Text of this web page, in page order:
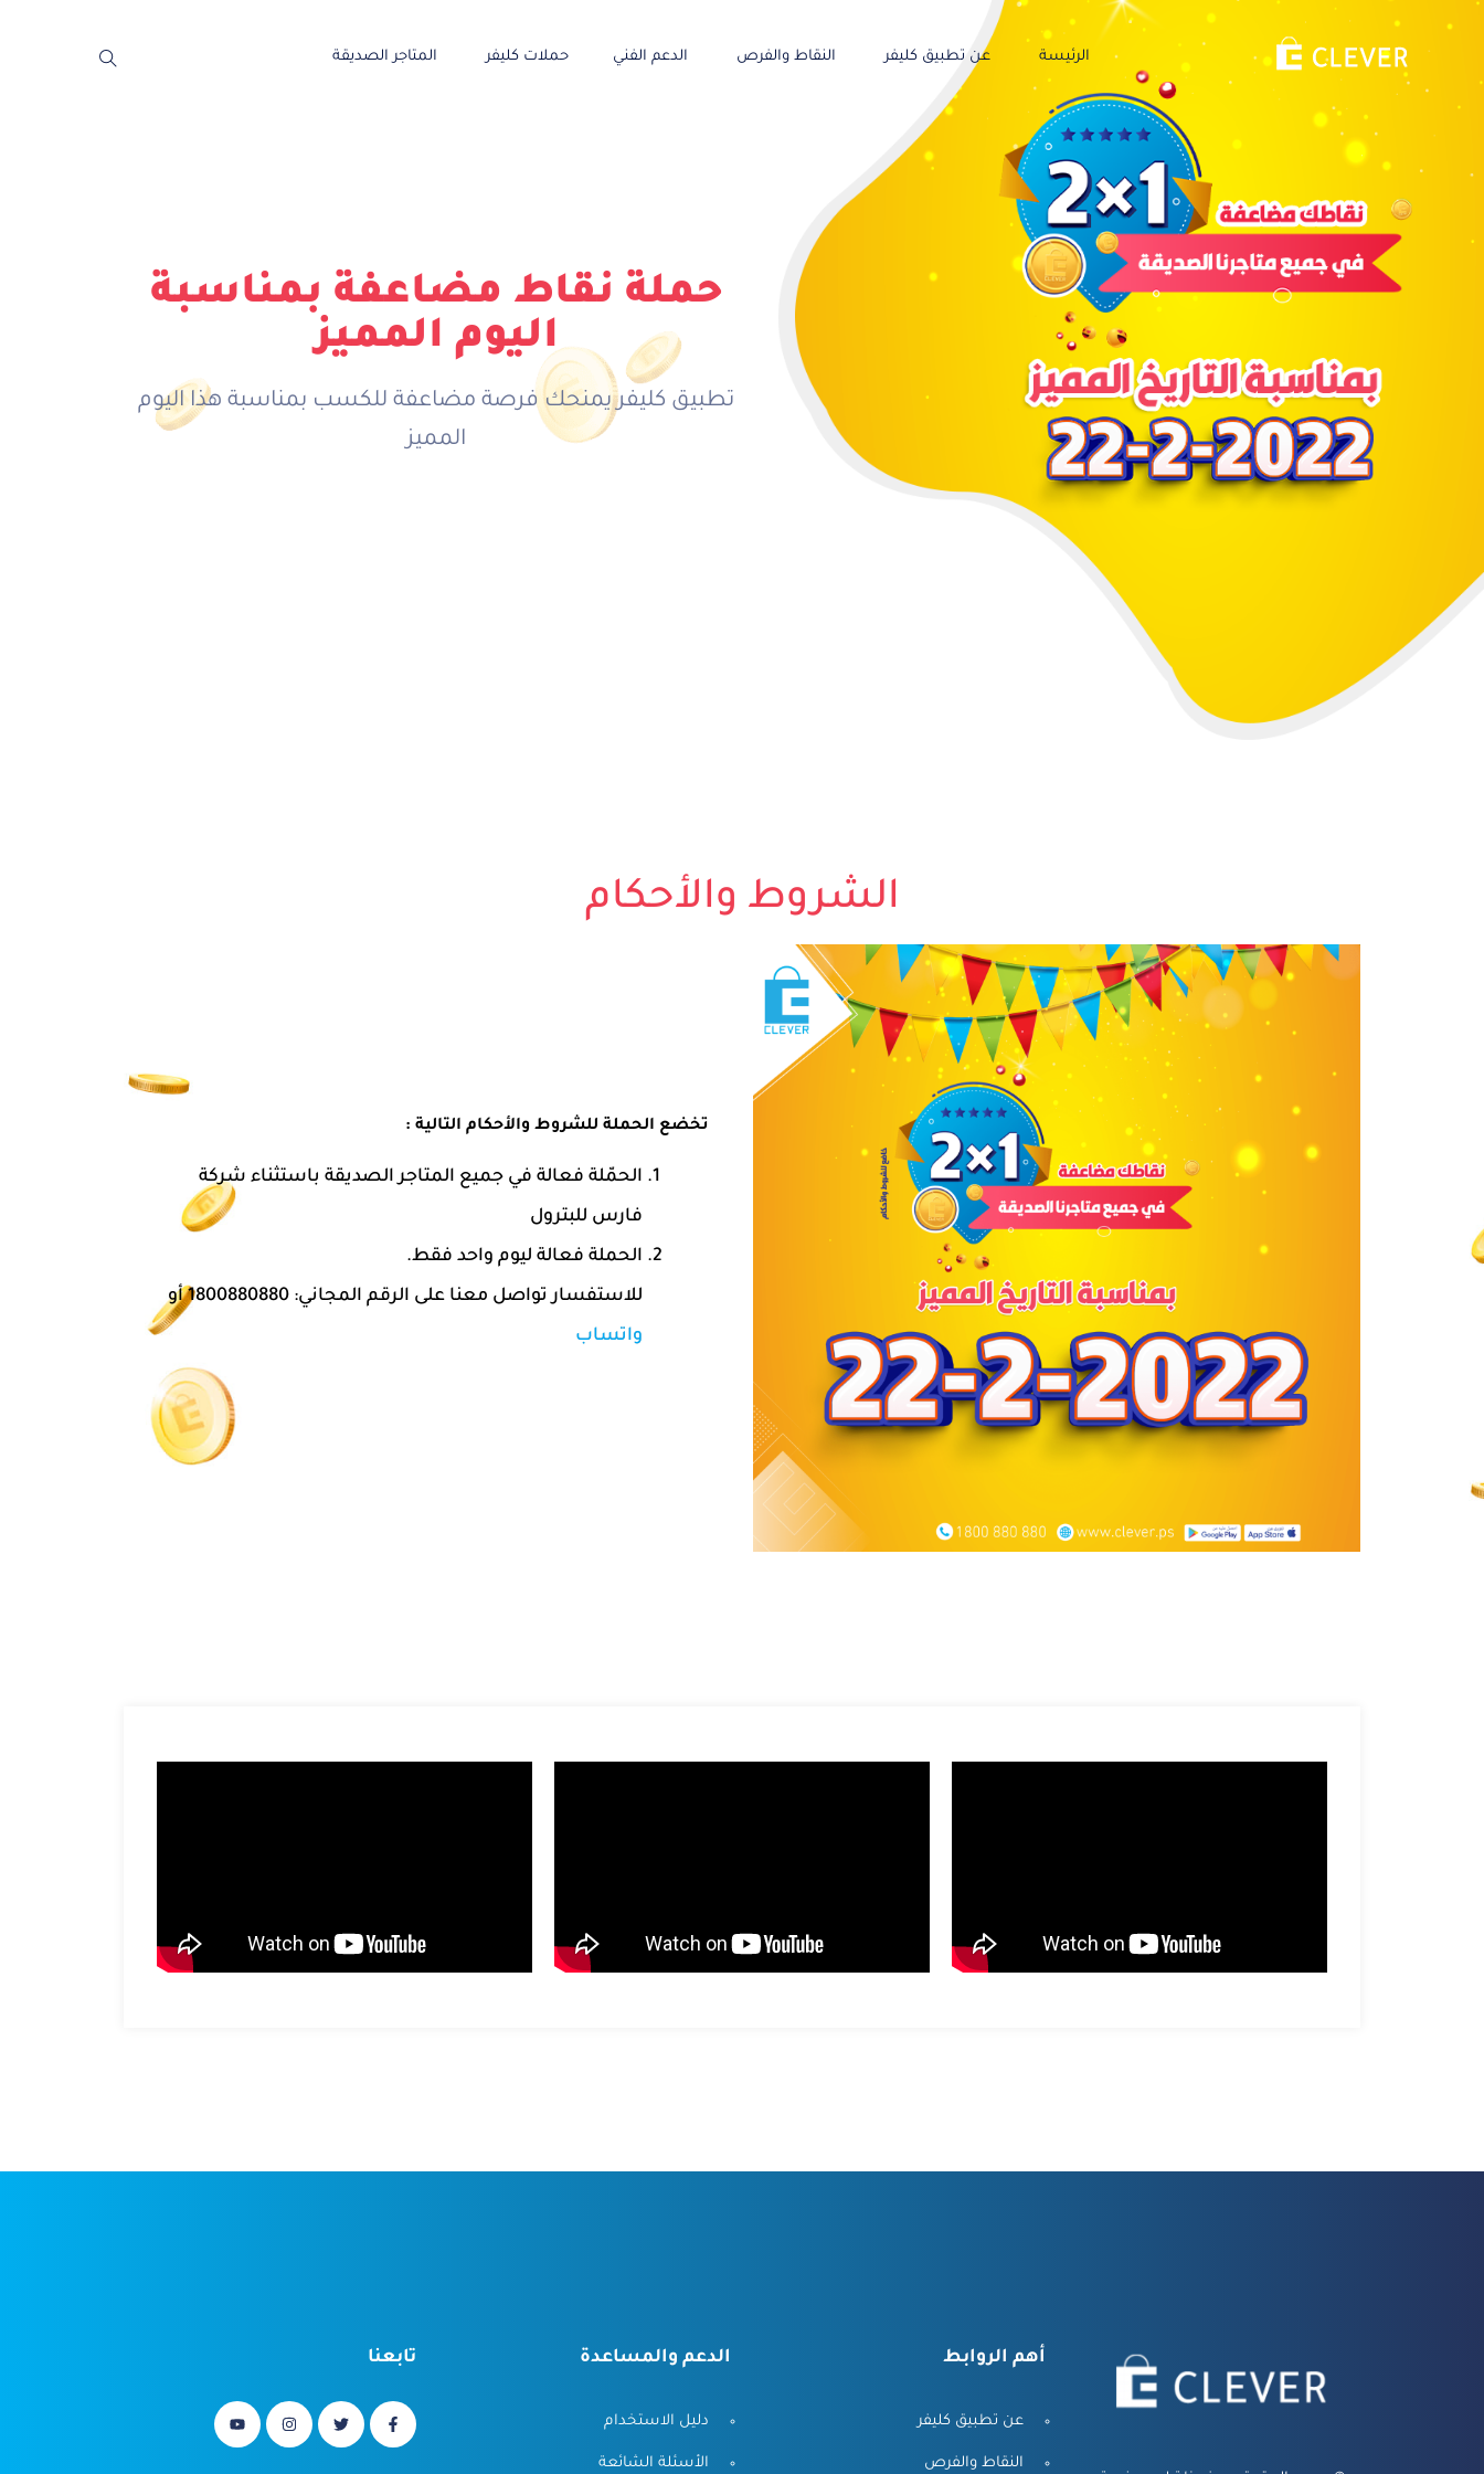
الرئيسة عن تطبيق كليفر النقاط والفرص الدعم الفني حملات كليفر المتاجر الصديقة
حملة نقاط مضاعفة بمناسبة
اليوم المميز
تطبيق كليفر يمنحك فرصة مضاعفة للكسب بمناسبة هذا اليوم
المميز
الشروط والأحكام
تخضع الحملة للشروط والأحكام التالية :
الحمّلة فعالة في جميع المتاجر الصديقة باستثناء شركة
فارس للبترول
الحملة فعالة ليوم واحد فقط.
للاستفسار تواصل معنا على الرقم المجاني: 1800880880 أو
واتساب
أهم الروابط
عن تطبيق كليفر
النقاط والفرص
الدعم والمساعدة
دليل الاستخدام
الأسئلة الشائعة
تابعنا